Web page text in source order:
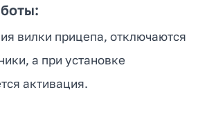
вилки прицепа, отключаются
а при установке
активация.